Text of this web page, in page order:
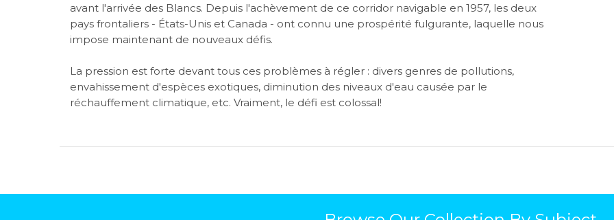
avant l'arrivée des Blancs. Depuis l'achèvement de ce corridor navigable en 1957, les deux
pays frontaliers - États-Unis et Canada - ont connu une prospérité fulgurante, laquelle nous
impose maintenant de nouveaux défis.
La pression est forte devant tous ces problèmes à régler : divers genres de pollutions,
envahissement d'espèces exotiques, diminution des niveaux d'eau causée par le
réchauffement climatique, etc. Vraiment, le défi est colossal!